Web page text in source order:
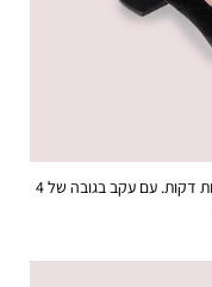
נעלי עקב מקטיפה שחורה עם שתי רצועות שחורות דקות. עם עקב בגובה של 4